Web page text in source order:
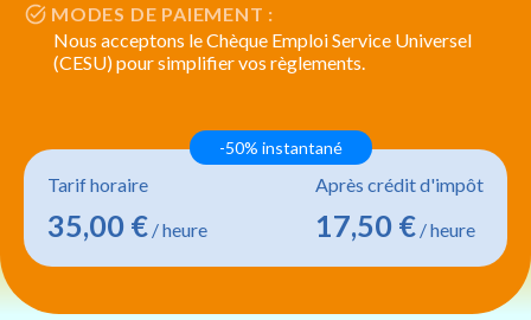
MODES DE PAIEMENT :
Nous acceptons le Chèque Emploi Service Universel
(CESU) pour simplifier vos règlements.
Tarif horaire
35,00 € / heure
Après crédit d'impôt
17,50 € / heure
-50% instantané